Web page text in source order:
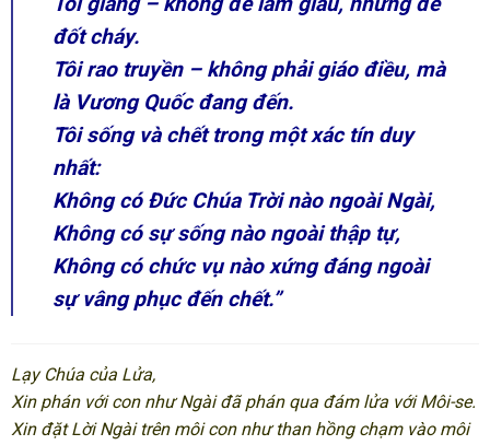
đốt cháy.
Tôi rao truyền – không phải giáo điều, mà
là Vương Quốc đang đến.
Tôi sống và chết trong một xác tín duy
nhất:
Không có Đức Chúa Trời nào ngoài Ngài,
Không có sự sống nào ngoài thập tự,
Không có chức vụ nào xứng đáng ngoài
sự vâng phục đến chết.”
Lạy Chúa của Lửa,
Xin phán với con như Ngài đã phán qua đám lửa với Môi-se.
Xin đặt Lời Ngài trên môi con như than hồng chạm vào môi